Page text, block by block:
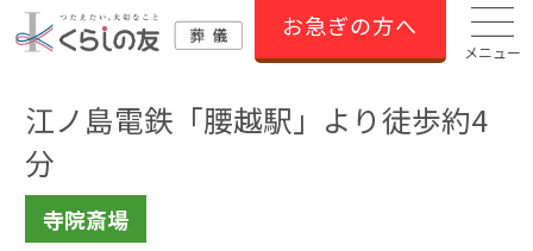
お急ぎの方へ
メニュー
江ノ島電鉄「腰越駅」より徒歩約4
分
寺院斎場